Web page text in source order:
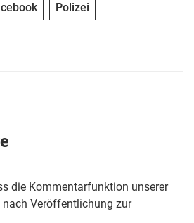
Polizei
die Kommentarfunktion unserer
Veröffentlichung zur